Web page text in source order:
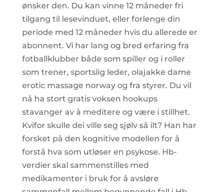
ønsker den. Du kan vinne 12 måneder fri
tilgang til lesevinduet, eller forlenge din
periode med 12 måneder hvis du allerede er
abonnent. Vi har lang og bred erfaring fra
fotballklubber både som spiller og i roller
som trener, sportslig leder, olajakke dame
erotic massage norway og fra styrer. Du vil
nå ha stort gratis voksen hookups
stavanger av å meditere og være i stillhet.
Kvifor skulle dei ville seg sjølv så ilt? Han har
forsket på den kognitive modellen for å
forstå hva som utløser en psykose. Hb-
verdier skal sammenstilles med
medikamenter i bruk for å avsløre